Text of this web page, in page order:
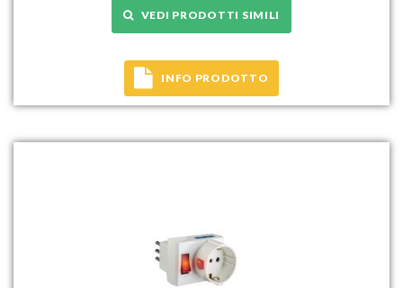
VEDI PRODOTTI SIMILI
INFO PRODOTTO